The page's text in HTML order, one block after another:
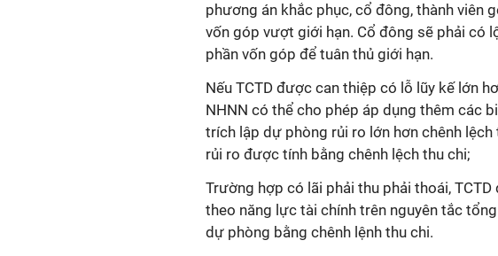
phương án khắc phục, cổ đông, thành viên
vốn góp vượt giới hạn. Cổ đông sẽ phải có
phần vốn góp để tuân thủ giới hạn.
Nếu TCTD được can thiệp có lỗ lũy kế lớn
NHNN có thể cho phép áp dụng thêm các
trích lập dự phòng rủi ro lớn hơn chênh
rủi ro được tính bằng chênh lệch thu chi;
Trường hợp có lãi phải thu phải thoái,
theo năng lực tài chính trên nguyên tắc
dự phòng bằng chênh lệnh thu chi.